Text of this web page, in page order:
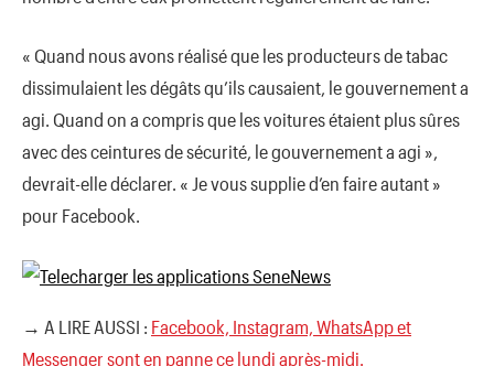
« Quand nous avons réalisé que les producteurs de tabac
dissimulaient les dégâts qu’ils causaient, le gouvernement a
agi. Quand on a compris que les voitures étaient plus sûres
avec des ceintures de sécurité, le gouvernement a agi »,
devrait-elle déclarer. « Je vous supplie d’en faire autant »
pour Facebook.
→ A LIRE AUSSI : Facebook, Instagram, WhatsApp et
Messenger sont en panne ce lundi après-midi.